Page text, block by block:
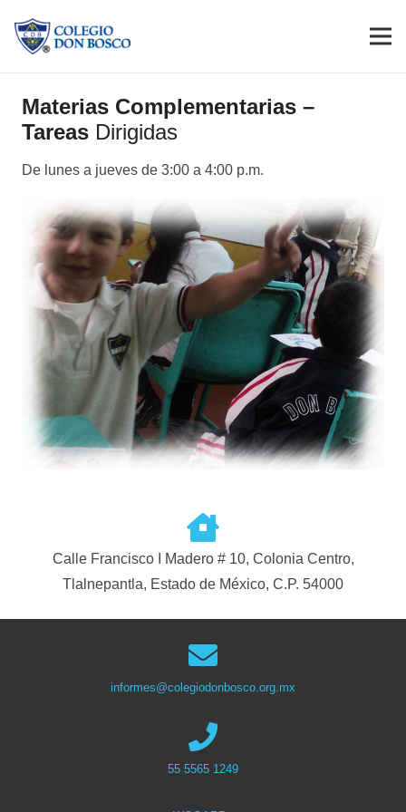
Materias Complementarias –
Tareas Dirigidas
De lunes a jueves de 3:00 a 4:00 p.m.
Calle Francisco I Madero # 10, Colonia Centro,
Tlalnepantla, Estado de México, C.P. 54000
informes@colegiodonbosco.org.mx
55 5565 1249